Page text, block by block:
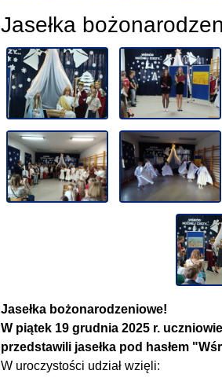
Jasełka
Jasełka bożonarodzeniowe!
W piątek 19 grudnia 2025 r.
przedstawili jasełka pod hasłem
W uroczystości udział wzięli: